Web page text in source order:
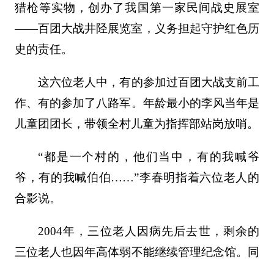
猎枪等实物，创办了我国第一家民间战史展室
——百团大战井陉展览室，义务担起守护红色历
史的责任。
这六位老人中，有的参加过百团大战支前工
作、有的参加了八路军。年龄最小的李风当年是
儿童团团长，带领全村儿童为指挥部站岗放哨。
“都是一个村的，他们当中，有的我喊爷
爷，有的我喊伯伯……”李春明指着六位老人的
合影说。
2004年，三位老人因病先后去世，剩余的
三位老人也因年高体弱不能继续管理纪念馆。同